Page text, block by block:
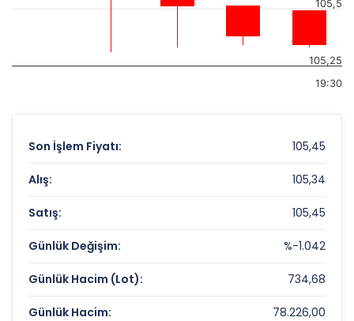
19:30
105,25
105,5
Son İşlem Fiyatı: 105,45
Alış: 105,34
Satış: 105,45
Günlük Değişim: %-1.042
Günlük Hacim (Lot): 734,68
Günlük Hacim: 78.226,00